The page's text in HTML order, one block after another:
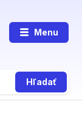
Menu
Hľadať